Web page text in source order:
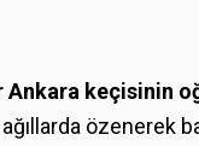
keçisinin
özenerek